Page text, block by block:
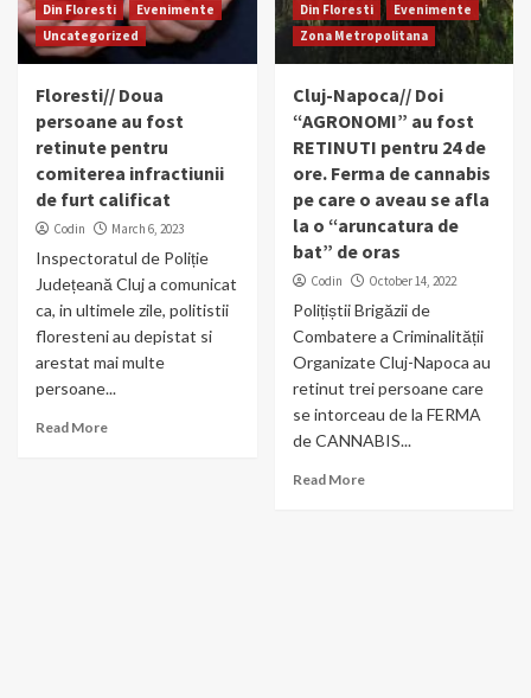
Din Floresti
Evenimente
Uncategorized
Floresti// Doua
persoane au fost
retinute pentru
comiterea infractiunii
de furt calificat
Codin March 6, 2023
Inspectoratul de Poliție
Județeană Cluj a comunicat
ca, in ultimele zile, politistii
floresteni au depistat si
arestat mai multe
persoane...
Read More
Din Floresti
Evenimente
Zona Metropolitana
Cluj-Napoca// Doi
“AGRONOMI” au fost
RETINUTI pentru 24 de
ore. Ferma de cannabis
pe care o aveau se afla
la o “aruncatura de
bat” de oras
Codin October 14, 2022
Polițiștii Brigăzii de
Combatere a Criminalității
Organizate Cluj-Napoca au
retinut trei persoane care
se intorceau de la FERMA
de CANNABIS...
Read More